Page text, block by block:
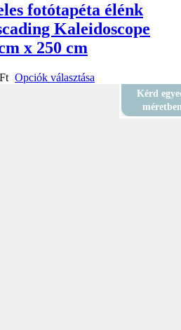
fotótapéta élénk
Kaleidoscope
x 250 cm
Ft Opciók választása
Kérd